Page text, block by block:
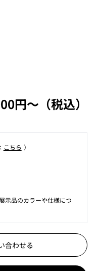
円〜（税込）
こちら ）
示品のカラーや仕様につ
合わせる